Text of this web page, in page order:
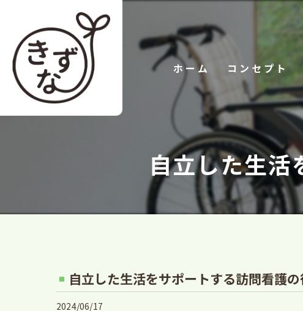
ホーム コンセプト
自立した生
自立した生活をサポートする訪問看護
2024/06/17